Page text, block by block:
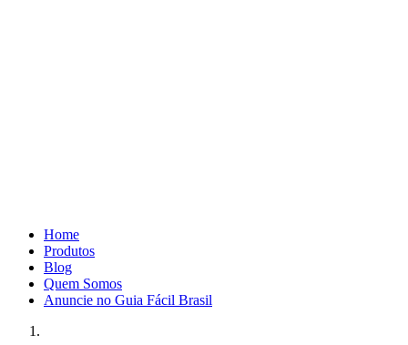
Home
Produtos
Blog
Quem Somos
Anuncie no Guia Fácil Brasil